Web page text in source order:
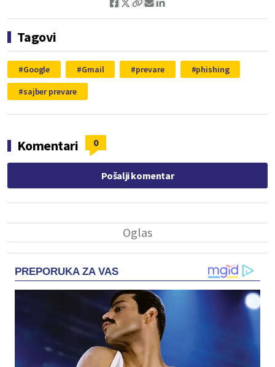
Tagovi
Google Gmail prevare
phishing
sajber prevare
Komentari 0
Pošalji komentar
PREPORUKA ZA VAS